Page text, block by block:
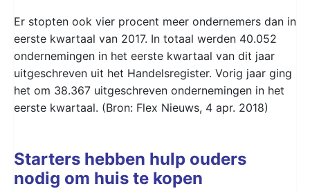
Er stopten ook vier procent meer ondernemers dan in
eerste kwartaal van 2017. In totaal werden 40.052
ondernemingen in het eerste kwartaal van dit jaar
uitgeschreven uit het Handelsregister. Vorig jaar ging
het om 38.367 uitgeschreven ondernemingen in het
eerste kwartaal. (Bron: Flex Nieuws, 4 apr. 2018)
Starters hebben hulp ouders
nodig om huis te kopen